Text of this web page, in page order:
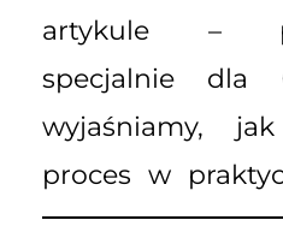
artykule –
specjalnie dla
wyjaśniamy,
proces w